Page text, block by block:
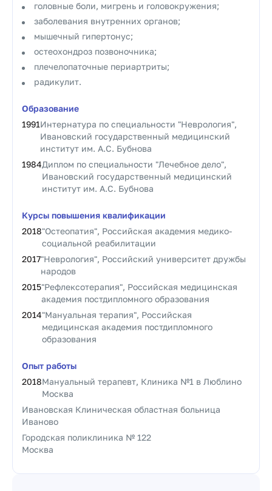
головные боли, мигрень и головокружения;
заболевания внутренних органов;
мышечный гипертонус;
остеохондроз позвоночника;
плечелопаточные периартриты;
радикулит.
Образование
1991Интернатура по специальности "Неврология",
Ивановский государственный медицинский
институт им. А.С. Бубнова
1984Диплом по специальности "Лечебное дело",
Ивановский государственный медицинский
институт им. А.С. Бубнова
Курсы повышения квалификации
2018"Остеопатия", Российская академия медико-
социальной реабилитации
2017"Неврология", Российский университет дружбы
народов
2015"Рефлексотерапия", Российская медицинская
академия постдипломного образования
2014"Мануальная терапия", Российская
медицинская академия постдипломного
образования
Опыт работы
2018Мануальный терапевт, Клиника №1 в Люблино
Москва
Ивановская Клиническая областная больница
Иваново
Городская поликлиника № 122
Москва